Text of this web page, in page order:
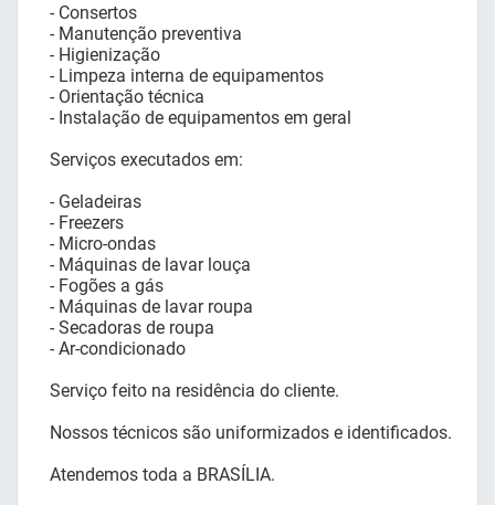
- Consertos
- Manutenção preventiva
- Higienização
- Limpeza interna de equipamentos
- Orientação técnica
- Instalação de equipamentos em geral
Serviços executados em:
- Geladeiras
- Freezers
- Micro-ondas
- Máquinas de lavar louça
- Fogões a gás
- Máquinas de lavar roupa
- Secadoras de roupa
- Ar-condicionado
Serviço feito na residência do cliente.
Nossos técnicos são uniformizados e identificados.
Atendemos toda a BRASÍLIA.